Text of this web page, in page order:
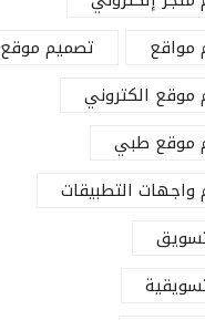
مواقع
تصميم موقع
موقع الكتروني
موقع طبي
التطبيقات